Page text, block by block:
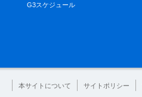
G3スケジュール
本サイトについて サイトポリシー